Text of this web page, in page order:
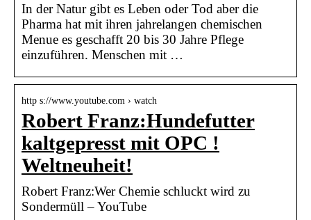
In der Natur gibt es Leben oder Tod aber die
Pharma hat mit ihren jahrelangen chemischen
Menue es geschafft 20 bis 30 Jahre Pflege
einzuführen. Menschen mit …
http s://www.youtube.com › watch
Robert Franz:Hundefutter
kaltgepresst mit OPC !
Weltneuheit!
Robert Franz:Wer Chemie schluckt wird zu
Sondermüll – YouTube